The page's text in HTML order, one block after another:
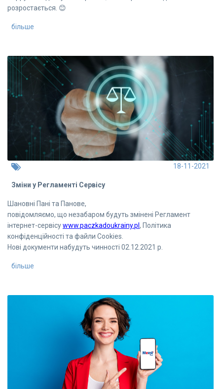
розростається. 😊
більше
18-11-2021
Зміни у Регламенті Сервісу
Шановні Пані та Панове,
повідомляємо, що незабаром будуть змінені Регламент
інтернет-сервісуwww.paczkadoukrainy.pl , Політика
конфіденційності та файли Cookies.
Нові документи набудуть чинності 02.12.2021 р.
більше